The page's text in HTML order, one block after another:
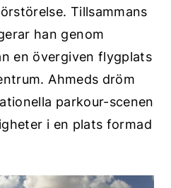
Tillsammans
han genom
en övergiven flygplats
Ahmeds dröm
parkour-scenen
i en plats formad